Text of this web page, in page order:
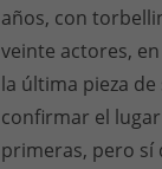
años, con
veinte actores,
la última pieza de
confirmar el
primeras, pero sí